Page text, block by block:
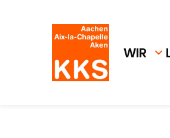
WIR